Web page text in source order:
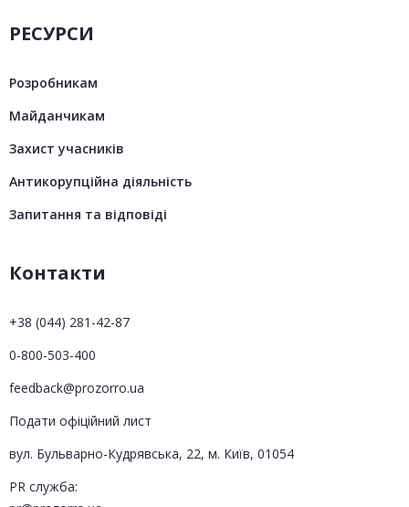
РЕСУРСИ
Розробникам
Майданчикам
Захист учасників
Антикорупційна діяльність
Запитання та відповіді
Контакти
+38 (044) 281-42-87
0-800-503-400
feedback@prozorro.ua
Подати офіційний лист
вул. Бульварно-Кудрявська, 22, м. Київ, 01054
PR служба: